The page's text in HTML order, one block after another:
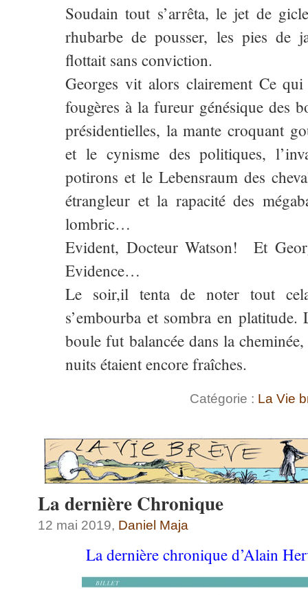
Soudain tout s’arrêta, le jet de
rhubarbe de pousser, les pies de
flottait sans conviction.
Georges vit alors clairement Ce
fougères à la fureur génésique des
présidentielles, la mante croquant
et le cynisme des politiques,
potirons et le Lebensraum des
étrangleur et la rapacité des
lombric…
Evident, Docteur Watson! Et
Evidence…
Le soir,il tenta de noter tout
s’embourba et sombra en
boule fut balancée dans la
nuits étaient encore fraîches.
Catégorie : La Vie
La dernière Chronique
12 mai 2019, Daniel Maja
La dernière chronique d’Alain